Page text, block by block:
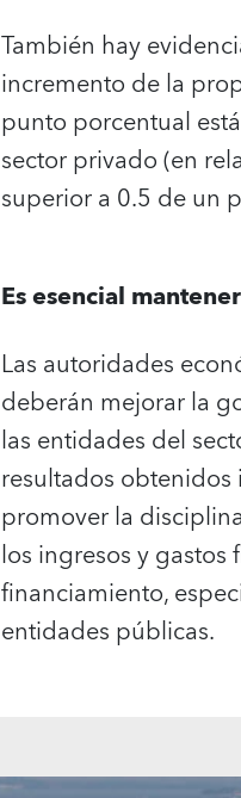
También hay
incremento de la
punto porcentual
sector privado (en
superior a 0.5 de un
Es esencial
Las autoridades
deberán mejorar la
las entidades del
resultados
promover la
los ingresos y gastos
financiamiento,
entidades públicas.